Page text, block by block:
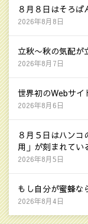
８月８日はそろば
2026年8月8日
立秋〜秋の気配が
2026年8月7日
世界初のWebサイ
2026年8月6日
８月５日はハン
用」が刻まれてい
2026年8月5日
もし自分が蜜蜂な
2026年8月4日